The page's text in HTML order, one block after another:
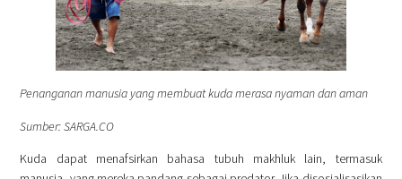
Penanganan manusia yang membuat kuda merasa nyaman dan aman
Sumber: SARGA.CO
Kuda dapat menafsirkan bahasa tubuh makhluk lain, termasuk